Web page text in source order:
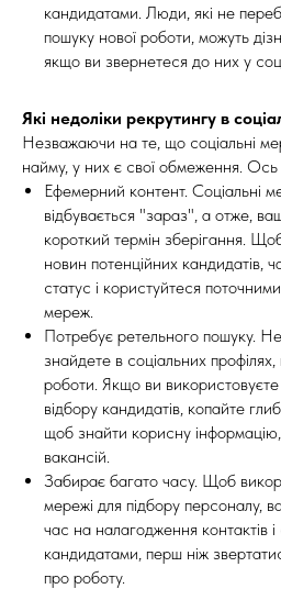
кандидатами. Люди, які не
пошуку нової роботи, можуть
якщо ви звернетеся до них у
Які недоліки рекрутингу в
Незважаючи на те, що соціальні
найму, у них є свої обмеження. Ось
Ефемерний контент. Соціальні
відбувається "зараз", а отже,
короткий термін зберігання.
новин потенційних кандидатів,
статус і користуйтеся
мереж.
Потребує ретельного пошуку. Не
знайдете в соціальних профілях,
роботи. Якщо ви
відбору кандидатів, копайте
щоб знайти корисну
вакансій.
Забирає багато часу. Щоб
мережі для підбору персоналу,
час на налагодження контактів і
кандидатами, перш ніж
про роботу.